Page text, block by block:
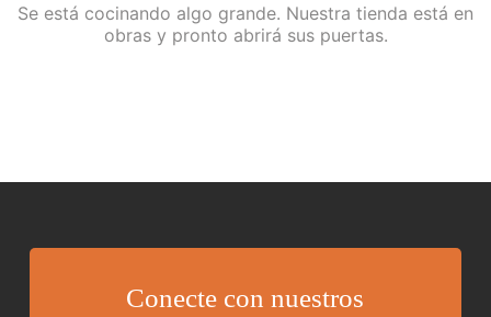
Se está cocinando algo grande. Nuestra tienda está en
obras y pronto abrirá sus puertas.
Conecte con nuestros